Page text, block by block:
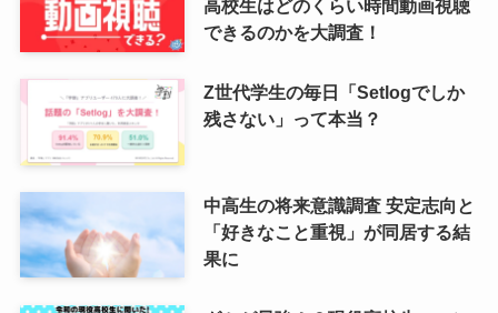
高校生はどのくらい時間動画視聴
できるのかを大調査！
Z世代学生の毎日「Setlogでしか
残さない」って本当？
中高生の将来意識調査 安定志向と
「好きなこと重視」が同居する結
果に